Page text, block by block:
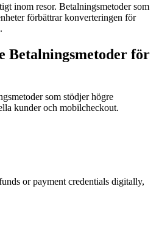
inom resor. Betalningsmetoder som
förbättrar konverteringen för
Betalningsmetoder för
som stödjer högre
kunder och mobilcheckout.
or payment credentials digitally,